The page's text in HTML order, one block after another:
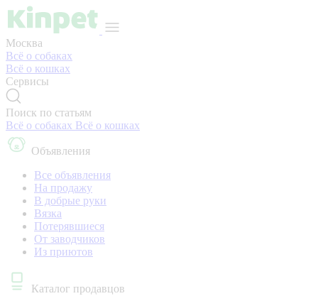
Москва
Всё о собаках
Всё о кошках
Сервисы
Поиск по статьям
Всё о собаках Всё о кошках
Объявления
Все объявления
На продажу
В добрые руки
Вязка
Потерявшиеся
От заводчиков
Из приютов
Каталог продавцов